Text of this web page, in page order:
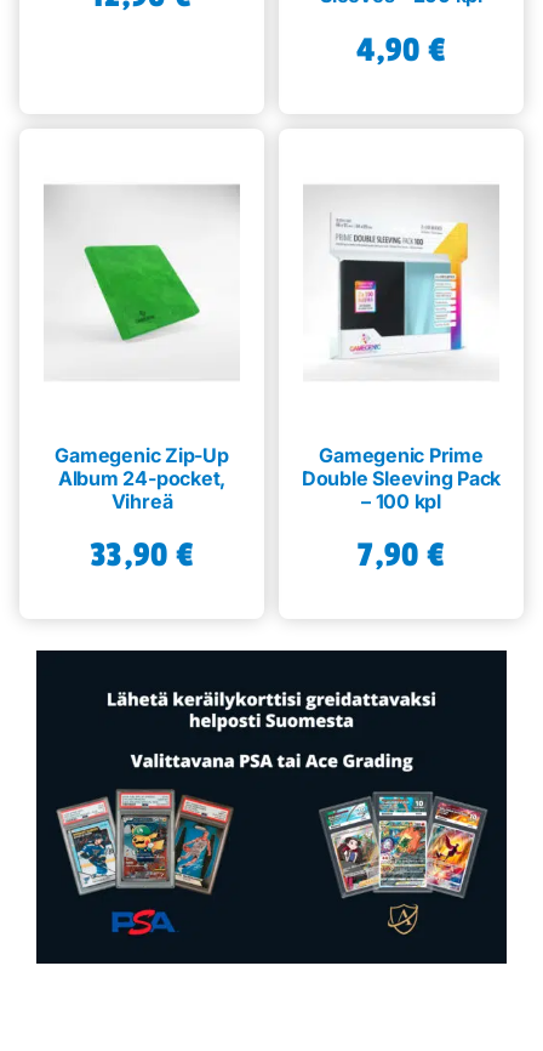
4,90 €
Gamegenic Zip-Up
Album 24-pocket,
Vihreä
33,90 €
Gamegenic Prime
Double Sleeving Pack
– 100 kpl
7,90 €